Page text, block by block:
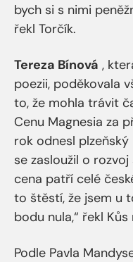
bych si s nimi
řekl Torčík.
Tereza Bínová ,
poezii, poděkovala
to, že mohla trávit
Cenu Magnesia za
rok odnesl plzeňský
se zasloužil o
cena patří celé
to štěstí, že jsem u
bodu nula,“ řekl
Podle Pavla